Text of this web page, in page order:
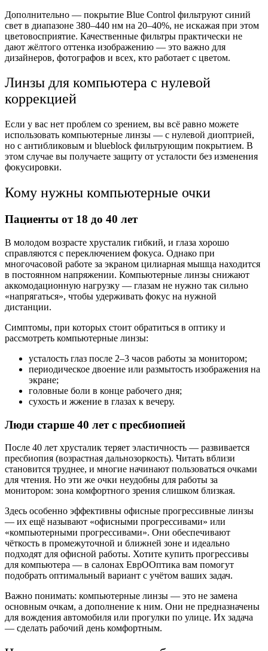
Дополнительно — покрытие Blue Control фильтруют синий
свет в диапазоне 380–440 нм на 20–40%, не искажая при этом
цветовосприятие. Качественные фильтры практически не
дают жёлтого оттенка изображению — это важно для
дизайнеров, фотографов и всех, кто работает с цветом.
Линзы для компьютера с нулевой
коррекцией
Если у вас нет проблем со зрением, вы всё равно можете
использовать компьютерные линзы — с нулевой диоптрией,
но с антибликовым и blueblock фильтрующим покрытием. В
этом случае вы получаете защиту от усталости без изменения
фокусировки.
Кому нужны компьютерные очки
Пациенты от 18 до 40 лет
В молодом возрасте хрусталик гибкий, и глаза хорошо
справляются с переключением фокуса. Однако при
многочасовой работе за экраном цилиарная мышца находится
в постоянном напряжении. Компьютерные линзы снижают
аккомодационную нагрузку — глазам не нужно так сильно
«напрягаться», чтобы удерживать фокус на нужной
дистанции.
Симптомы, при которых стоит обратиться в оптику и
рассмотреть компьютерные линзы:
усталость глаз после 2–3 часов работы за монитором;
периодическое двоение или размытость изображения на
экране;
головные боли в конце рабочего дня;
сухость и жжение в глазах к вечеру.
Люди старше 40 лет с пресбиопией
После 40 лет хрусталик теряет эластичность — развивается
пресбиопия (возрастная дальнозоркость). Читать вблизи
становится труднее, и многие начинают пользоваться очками
для чтения. Но эти же очки неудобны для работы за
монитором: зона комфортного зрения слишком близкая.
Здесь особенно эффективны офисные прогрессивные линзы
— их ещё называют «офисными прогрессивами» или
«компьютерными прогрессивами». Они обеспечивают
чёткость в промежуточной и ближней зоне и идеально
подходят для офисной работы. Хотите купить прогрессивы
для компьютера — в салонах ЕврООптика вам помогут
подобрать оптимальный вариант с учётом ваших задач.
Важно понимать: компьютерные линзы — это не замена
основным очкам, а дополнение к ним. Они не предназначены
для вождения автомобиля или прогулки по улице. Их задача
— сделать рабочий день комфортным.